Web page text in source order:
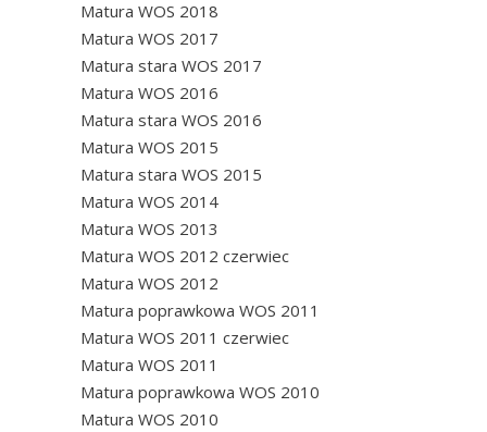
Matura WOS 2018
Matura WOS 2017
Matura stara WOS 2017
Matura WOS 2016
Matura stara WOS 2016
Matura WOS 2015
Matura stara WOS 2015
Matura WOS 2014
Matura WOS 2013
Matura WOS 2012 czerwiec
Matura WOS 2012
Matura poprawkowa WOS 2011
Matura WOS 2011 czerwiec
Matura WOS 2011
Matura poprawkowa WOS 2010
Matura WOS 2010